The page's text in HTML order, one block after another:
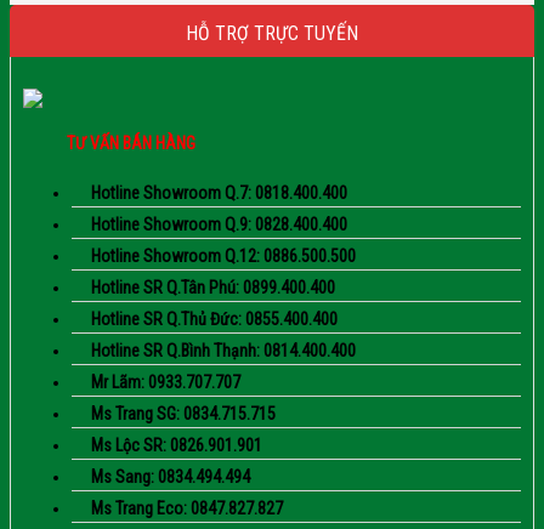
HỖ TRỢ TRỰC TUYẾN
TƯ VẤN BÁN HÀNG
Hotline Showroom Q.7: 0818.400.400
Hotline Showroom Q.9: 0828.400.400
Hotline Showroom Q.12: 0886.500.500
Hotline SR Q.Tân Phú: 0899.400.400
Hotline SR Q.Thủ Đức: 0855.400.400
Hotline SR Q.Bình Thạnh: 0814.400.400
Mr Lãm: 0933.707.707
Ms Trang SG: 0834.715.715
Ms Lộc SR: 0826.901.901
Ms Sang: 0834.494.494
Ms Trang Eco: 0847.827.827